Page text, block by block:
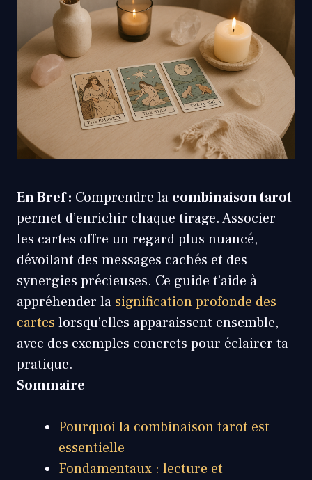
En Bref : Comprendre la combinaison tarot
permet d’enrichir chaque tirage. Associer
les cartes offre un regard plus nuancé,
dévoilant des messages cachés et des
synergies précieuses. Ce guide t’aide à
appréhender la signification profonde des
cartes lorsqu’elles apparaissent ensemble,
avec des exemples concrets pour éclairer ta
pratique.
Sommaire
Pourquoi la combinaison tarot est
essentielle
Fondamentaux : lecture et